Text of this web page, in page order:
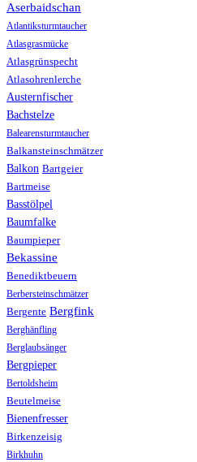
Aserbaidschan
Atlantiksturmtaucher
Atlasgrasmücke
Atlasgrünspecht
Atlasohrenlerche
Austernfischer
Bachstelze
Balearensturmtaucher
Balkansteinschmätzer
Balkon Bartgeier
Bartmeise
Basstölpel
Baumfalke
Baumpieper
Bekassine
Benediktbeuern
Berbersteinschmätzer
Bergente Bergfink
Berghänfling
Berglaubsänger
Bergpieper
Bertoldsheim
Beutelmeise
Bienenfresser
Birkenzeisig
Birkhuhn